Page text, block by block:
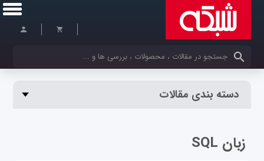
کلمات کلیدی خود را وارد کنید
دسته بندی مقالات
زبان SQL